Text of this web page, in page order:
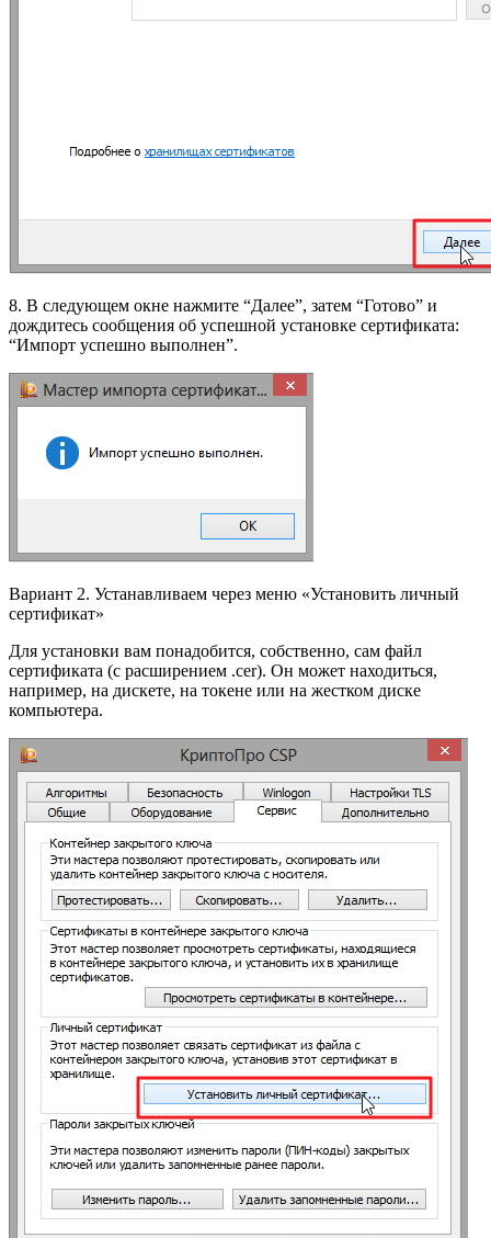
8. В следующем окне нажмите “Далее”, затем “Готово” и
дождитесь сообщения об успешной установке сертификата:
“Импорт успешно выполнен”.
Вариант 2. Устанавливаем через меню «Установить личный
сертификат»
Для установки вам понадобится, собственно, сам файл
сертификата (с расширением .cer). Он может находиться,
например, на дискете, на токене или на жестком диске
компьютера.